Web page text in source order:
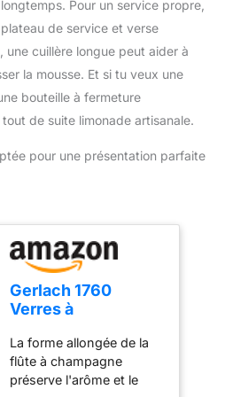
la mesure ; plage de
température : -50 ℃ ~
300 ℃ Économie
d'énergie : Fonction
d'arrêt automatique
patisserie s'éteindra
10 minutes d'inactivité ;
de la mesure de la
température. Plusieurs
Méthodes de Stockage :
Les thermometre
cuisson à lecture
instantanée ont des
peuvent être facilement
accrochés à des
crochets ou à des
préparation de
confitures. Le guide du
thermomètre de cuisson
vous permet d'obtenir la
cuisson souhaitée
AFFICHAGE
LCD rétroéclairé, large et
fumée envahit l'air !
L'affichage commutable
pivote automatiquement
en fonction de la façon
numérique est tenu, ce
qui vous permet de lire
les chiffres dans
Pour un service propre,
de service et verse
cuillère longue peut aider à
la mousse. Et si tu veux une
bouteille à fermeture
de suite limonade artisanale.
pour une présentation parfaite
Gerlach 1760
Verres à
6, 200 ml, verres à
champagne, flûtes
à champagne,
La forme allongée de la
flûte à champagne
préserve l'arôme et le